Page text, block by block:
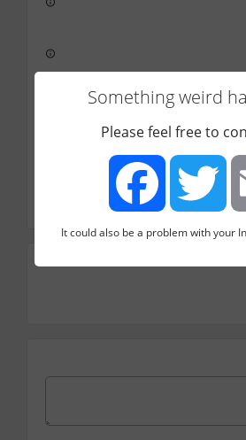
מרקטינג
Something weird
Please feel free to
FacebookTwitter
It could also be a problem with your